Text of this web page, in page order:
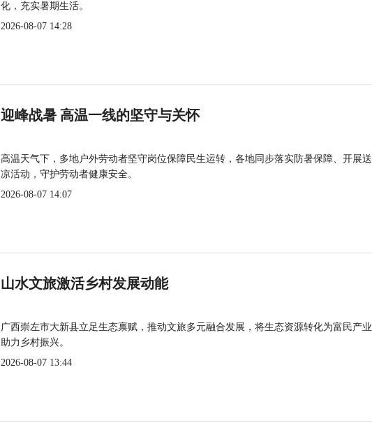
化，充实暑期生活。
2026-08-07 14:28
迎峰战暑 高温一线的坚守与关怀
高温天气下，多地户外劳动者坚守岗位保障民生运转，各地同步落实防暑保障、开展
凉活动，守护劳动者健康安全。
2026-08-07 14:07
山水文旅激活乡村发展动能
广西崇左市大新县立足生态禀赋，推动文旅多元融合发展，将生态资源转化为富民产
助力乡村振兴。
2026-08-07 13:44